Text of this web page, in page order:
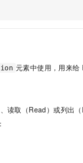
元素中使用，用来给
读取（Read）或列出（